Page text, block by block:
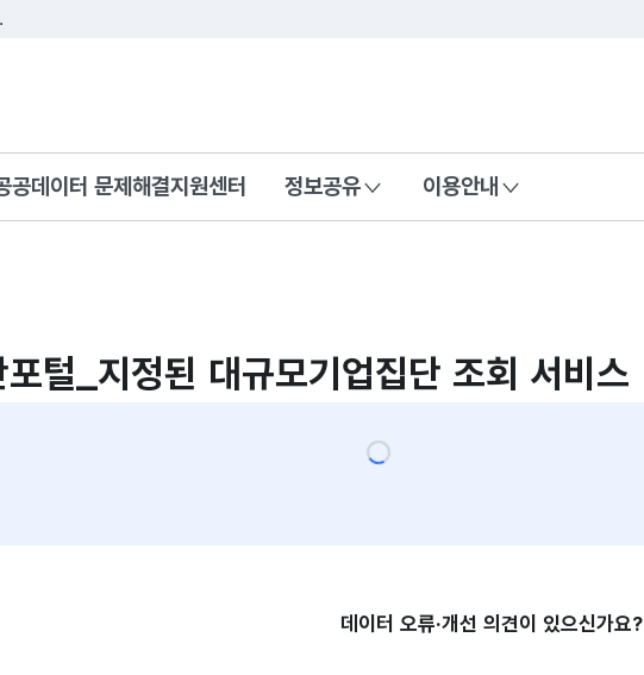
공데이터 문제해결지원센터 정보공유 이용안내
털_지정된 대규모기업집단 조회 서비스
데이터 오류·개선 의견이 있으신가요?